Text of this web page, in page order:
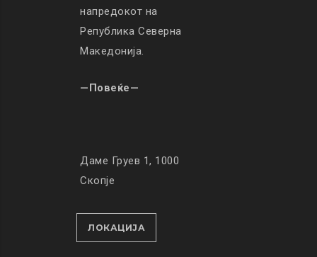
напредокот на
Република Северна
Македонија.
—Повеќе—
Даме Груев 1, 1000
Скопје
ЛОКАЦИЈА